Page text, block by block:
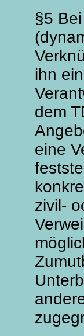
§5
ihn
dem
eine
zivil-